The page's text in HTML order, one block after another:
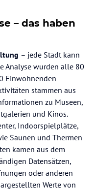
– das haben
– jede Stadt kann
Analyse wurden alle 80
Einwohnenden
stammen aus
zu Museen,
und Kinos.
Indoorspielplätze,
Saunen und Thermen
kamen aus dem
Datensätzen,
oder anderen
Werte von